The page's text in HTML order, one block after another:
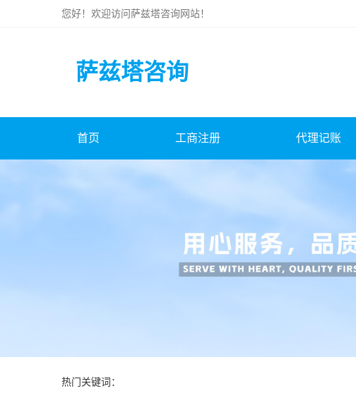
您好！欢迎访问萨兹塔咨询网站！
萨兹塔咨询
首页 工商注册 代理记账
热门关键词：